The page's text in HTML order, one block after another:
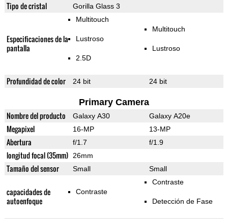
Tipo de cristal Gorilla Glass 3
Especificaciones de la
pantalla
Multitouch
Lustroso
2.5D
Multitouch
Lustroso
Profundidad de color 24 bit 24 bit
Primary Camera
Nombre del producto Galaxy A30 Galaxy A20e
Megapixel 16-MP 13-MP
Abertura f/1.7 f/1.9
longitud focal (35mm) 26mm
Tamaño del sensor Small Small
capacidades de
autoenfoque
Contraste
Contraste
Detección de Fase